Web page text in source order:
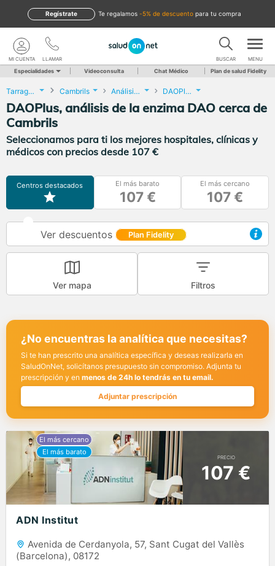
te regalamos -5% de descuento para tu compra
Regístrate
LLAMAR
MI CUENTA BUSCAR MENU
Especialidades Videoconsulta Chat Médico Plan de salud Fidelity
Tarragona Cambrils Análisis Clínicos DAOPlus, análisis de la enzima DAO
DAOPlus, análisis de la enzima DAO cerca de
Cambrils
Seleccionamos para ti los mejores hospitales, clínicas y
médicos con precios desde 107 €
Centros destacados El más barato
107 €
El más cercano
107 €
Ver descuentos Plan Fidelity
Ver mapa Filtros
¿No encuentras la analítica que necesitas?
Si te han prescrito una analítica específica y deseas realizarla en
SaludOnNet, solicítanos presupuesto sin compromiso. Adjunta tu
prescripción y en menos de 24h lo tendrás en tu email.
Adjuntar prescripción
PRECIO
107 €
ADN Institut
Avenida de Cerdanyola, 57, Sant Cugat del Vallès
(Barcelona), 08172